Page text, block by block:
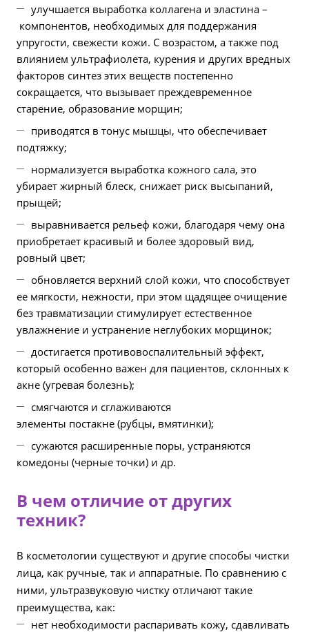
улучшается выработка коллагена и эластина –
компонентов, необходимых для поддержания
упругости, свежести кожи. С возрастом, а также под
влиянием ультрафиолета, курения и других вредных
факторов синтез этих веществ постепенно
сокращается, что вызывает преждевременное
старение, образование морщин;
приводятся в тонус мышцы, что обеспечивает
подтяжку;
нормализуется выработка кожного сала, это
убирает жирный блеск, снижает риск высыпаний,
прыщей;
выравнивается рельеф кожи, благодаря чему она
приобретает красивый и более здоровый вид,
ровный цвет;
обновляется верхний слой кожи, что способствует
ее мягкости, нежности, при этом щадящее очищение
без травматизации стимулирует естественное
увлажнение и устранение неглубоких морщинок;
достигается противовоспалительный эффект,
который особенно важен для пациентов, склонных к
акне (угревая болезнь);
смягчаются и сглаживаются
элементы постакне (рубцы, вмятинки);
сужаются расширенные поры, устраняются
комедоны (черные точки) и др.
В чем отличие от других
техник?
В косметологии существуют и другие способы чистки
лица, как ручные, так и аппаратные. По сравнению с
ними, ультразвуковую чистку отличают такие
преимущества, как:
нет необходимости распаривать кожу, сдавливать